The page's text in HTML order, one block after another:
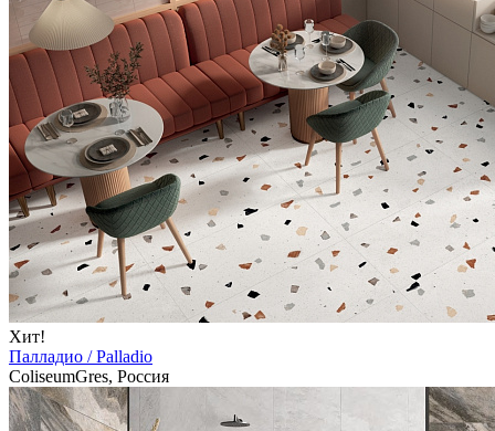
Хит!
Палладио / Palladio
ColiseumGres, Россия